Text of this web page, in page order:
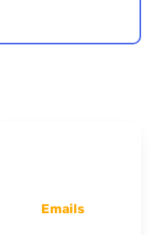
Emails